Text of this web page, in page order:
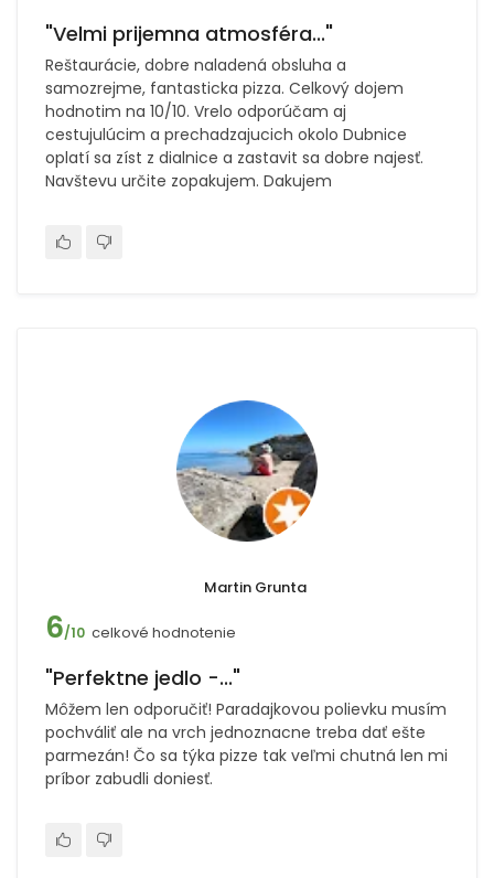
"Velmi prijemna atmosféra..."
Reštaurácie, dobre naladená obsluha a
samozrejme, fantasticka pizza. Celkový dojem
hodnotim na 10/10. Vrelo odporúčam aj
cestujulúcim a prechadzajucich okolo Dubnice
oplatí sa zíst z dialnice a zastavit sa dobre najesť.
Navštevu určite zopakujem. Dakujem
Martin Grunta
6/10 celkové hodnotenie
"Perfektne jedlo -..."
Môžem len odporučiť! Paradajkovou polievku musím
pochváliť ale na vrch jednoznacne treba dať ešte
parmezán! Čo sa týka pizze tak veľmi chutná len mi
príbor zabudli doniesť.